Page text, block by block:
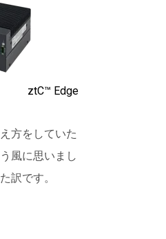
ztC™ Edge
方をしていた
風に思いまし
訳です。